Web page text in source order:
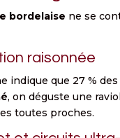
bordelaise ne se
raisonnée
indique que 27 %
, on déguste une
toutes proches.